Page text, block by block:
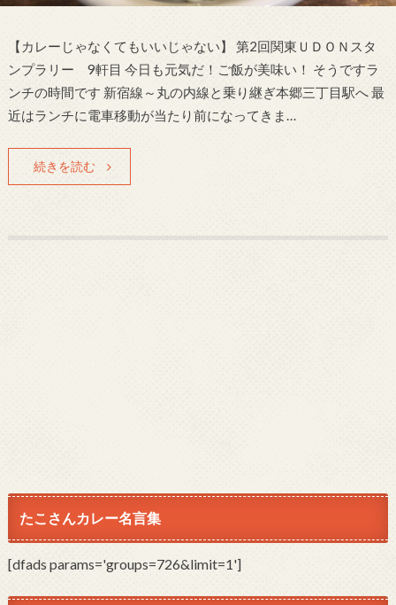
【カレーじゃなくてもいいじゃない】 第2回関東ＵＤＯＮスタ
ンプラリー 9軒目 今日も元気だ！ご飯が美味い！ そうですラ
ンチの時間です 新宿線～丸の内線と乗り継ぎ本郷三丁目駅へ 最
近はランチに電車移動が当たり前になってきま…
続きを読む
たこさんカレー名言集
[dfads params='groups=726&limit=1']